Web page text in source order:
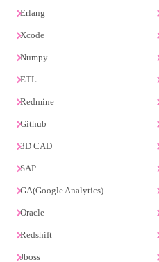
Erlang
Xcode
Numpy
ETL
Redmine
Github
3D CAD
SAP
GA(Google Analytics)
Oracle
Redshift
Jboss